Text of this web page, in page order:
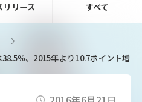
リリース すべて
％、2015年より10.7ポイント増
2016年6月21日